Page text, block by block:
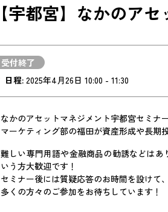
【宇都宮】なかのア
受付終了
日程: 2025年4月26日 10:00 - 11:30
なかのアセットマネジメント宇都宮セミナ
マーケティング部の福田が資産形成や長期
難しい専門用語や金融商品の勧誘などは
いう方大歓迎です！
セミナー後には質疑応答のお時間を設けて
多くの方々のご参加をお待ちしています！